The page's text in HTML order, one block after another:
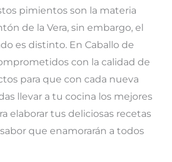
pimientos son la materia
de la Vera, sin embargo, el
es distinto. En Caballo de
con la calidad de
para que con cada nueva
llevar a tu cocina los mejores
elaborar tus deliciosas recetas
que enamorarán a todos